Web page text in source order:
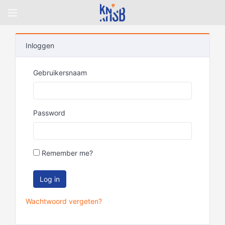
Inloggen
Gebruikersnaam
Password
Remember me?
Wachtwoord vergeten?